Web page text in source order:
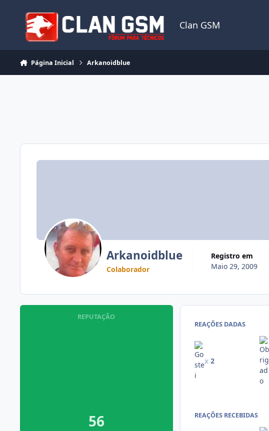
Clan GSM
Página Inicial Arkanoidblue
Arkanoidblue
Colaborador
Registro em
Maio 29, 2009
REPUTAÇÃO
56
REAÇÕES DADAS
x2
REAÇÕES RECEBIDAS